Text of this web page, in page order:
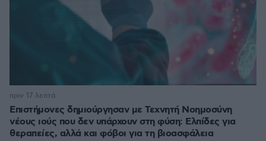
Επιστήμονες δημιούργησαν με Τεχνητή Νοημοσύνη
νέους ιούς που δεν υπάρχουν στη φύση: Ελπίδες για
θεραπείες, αλλά και φόβοι για τη βιοασφάλεια
πριν 17 λεπτά